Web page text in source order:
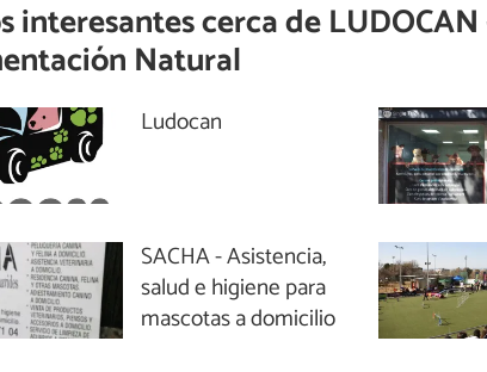
interesantes cerca de
Natural
Ludocan
SACHA - Asistencia,
salud e higiene para
mascotas a domicilio